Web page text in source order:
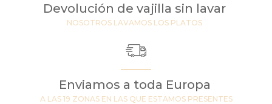
Devolución de vajilla sin lavar
NOSOTROS LAVAMOS LOS PLATOS
Enviamos a toda Europa
A LAS 19 ZONAS EN LAS QUE ESTAMOS PRESENTES